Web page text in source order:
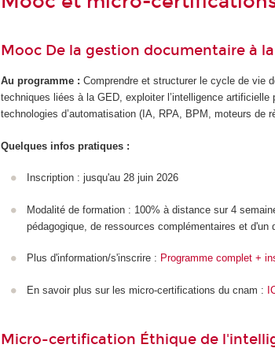
Mooc De la gestion documentaire à
Au programme :Comprendre et structurer le cycle de vie
techniques liées à la GED, exploiter l’intelligence
technologies d’automatisation (IA, RPA, BPM, moteurs de
Quelques infos pratiques :
Inscription : jusqu'au 28 juin 2026
Modalité de formation : 100% à distance sur 4
pédagogique, de ressources complémentaires et d'un
Plus d'information/s'inscrire : Programme complet +
En savoir plus sur les micro-certifications du cnam :
Micro-certification Éthique de